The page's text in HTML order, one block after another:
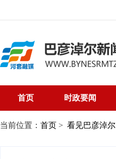
首页 时政要闻
当前位置： 首页 > 看见巴彦淖尔